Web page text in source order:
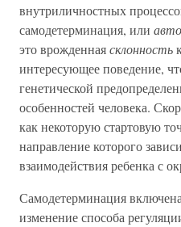
внутриличностных
самодетерминация, или
это врожденнаясклонность
интересующее поведение,
генетической
особенностей человека.
как некоторую стартовую
направление которого
взаимодействия ребенка с
Самодетерминация
изменение способа